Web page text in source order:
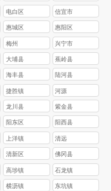
电白区 信宜市
惠城区 惠阳区
梅州 兴宁市
大埔县 蕉岭县
海丰县 陆河县
捷胜镇 河源
龙川县 紫金县
阳东区 阳西县
上洋镇 清远
清新区 佛冈县
高埗镇 石龙镇
横沥镇 东坑镇